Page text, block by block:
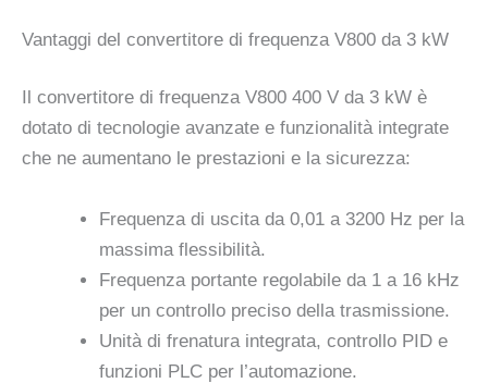
Vantaggi del convertitore di frequenza V800 da 3 kW
Il convertitore di frequenza V800 400 V da 3 kW è
dotato di tecnologie avanzate e funzionalità integrate
che ne aumentano le prestazioni e la sicurezza:
Frequenza di uscita da 0,01 a 3200 Hz per la
massima flessibilità.
Frequenza portante regolabile da 1 a 16 kHz
per un controllo preciso della trasmissione.
Unità di frenatura integrata, controllo PID e
funzioni PLC per l’automazione.